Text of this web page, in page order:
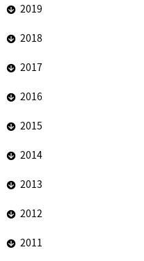
2019
2018
2017
2016
2015
2014
2013
2012
2011